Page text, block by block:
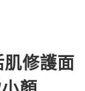
修護面